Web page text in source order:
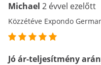
Michael 2 évvel ezelőtt
Közzétéve Expondo
Jó ár-teljesítmény